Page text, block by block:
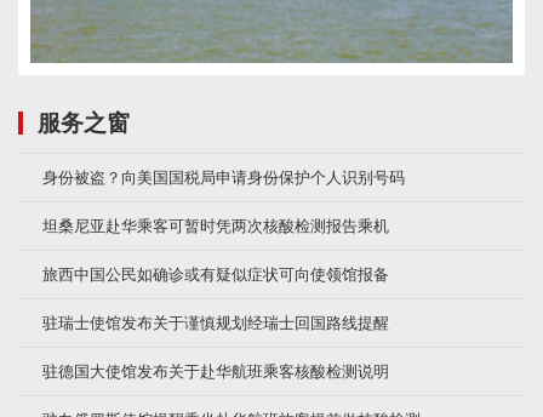
服务之窗
身份被盗？向美国国税局申请身份保护个人识别号码
坦桑尼亚赴华乘客可暂时凭两次核酸检测报告乘机
旅西中国公民如确诊或有疑似症状可向使领馆报备
驻瑞士使馆发布关于谨慎规划经瑞士回国路线提醒
驻德国大使馆发布关于赴华航班乘客核酸检测说明